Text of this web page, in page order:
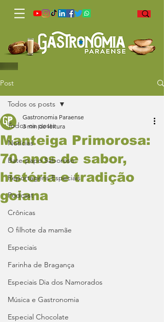
Post
Todos os posts
Notícias
Bate-papo Saboroso
Reportagens Especiais
Podcast
Crônicas
O filhote da mamãe
Especiais
Farinha de Bragança
Especiais Dia dos Namorados
Música e Gastronomia
Especial Chocolate
Todos os posts
Manteiga Primorosa:
70 anos de sabor,
história e tradição
goiana
Gastronomia Paraense
3 min de leitura